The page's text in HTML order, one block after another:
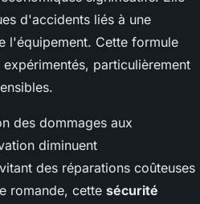
d'accidents liés à une
l'équipement. Cette formule
particulièrement
des dommages aux
diminuent
des réparations coûteuses
romande, cette sécurité